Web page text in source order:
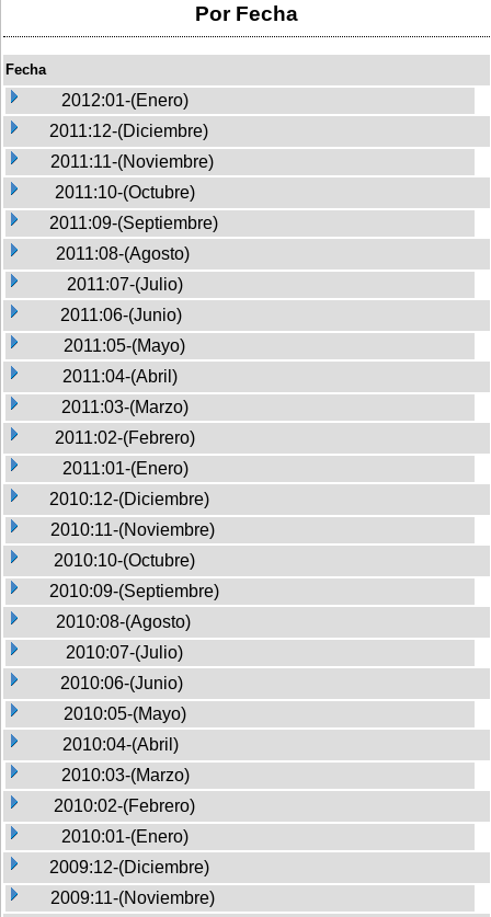
Por Fecha
Fecha
2012:01-(Enero)
2011:12-(Diciembre)
2011:11-(Noviembre)
2011:10-(Octubre)
2011:09-(Septiembre)
2011:08-(Agosto)
2011:07-(Julio)
2011:06-(Junio)
2011:05-(Mayo)
2011:04-(Abril)
2011:03-(Marzo)
2011:02-(Febrero)
2011:01-(Enero)
2010:12-(Diciembre)
2010:11-(Noviembre)
2010:10-(Octubre)
2010:09-(Septiembre)
2010:08-(Agosto)
2010:07-(Julio)
2010:06-(Junio)
2010:05-(Mayo)
2010:04-(Abril)
2010:03-(Marzo)
2010:02-(Febrero)
2010:01-(Enero)
2009:12-(Diciembre)
2009:11-(Noviembre)